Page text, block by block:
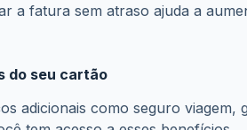
tem acesso a esses benefícios.